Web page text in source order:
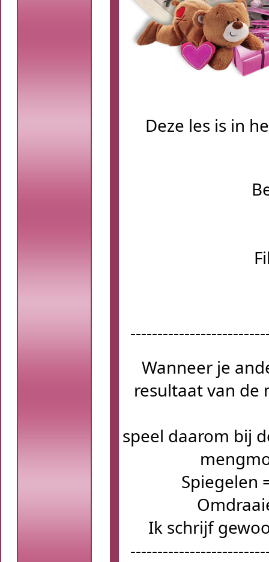
Deze les is in
Wanneer je
resultaat van de
speel daarom bij
Spiegelen
Ik schrijf